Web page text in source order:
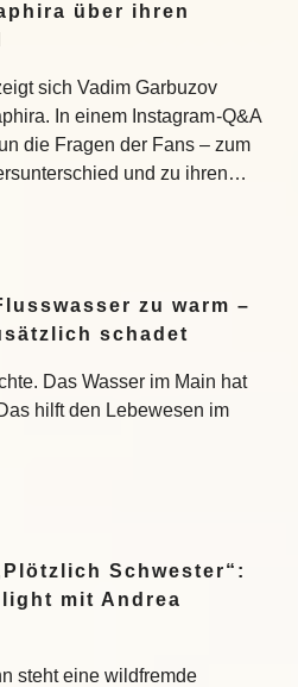
über ihren
sich Vadim Garbuzov
In einem Instagram-Q&A
die Fragen der Fans – zum
und zu ihren…
zu warm –
schadet
Das Wasser im Main hat
hilft den Lebewesen im
Schwester“:
mit Andrea
steht eine wildfremde